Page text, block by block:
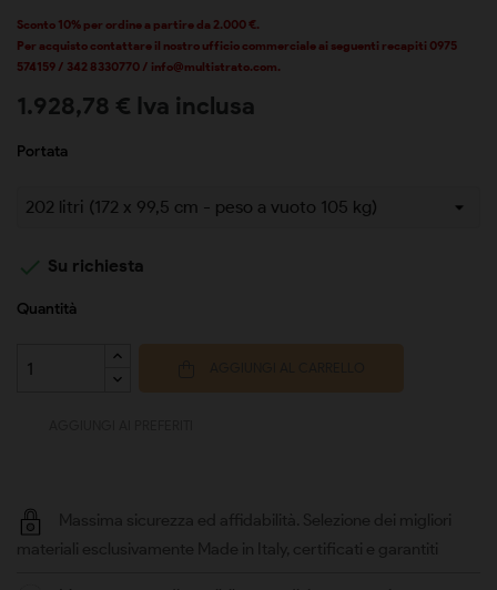
Sconto 10% per ordine a partire da 2.000 €.
Per acquisto contattare il nostro ufficio commerciale ai seguenti recapiti 0975
574159 / 342 8330770 / info@multistrato.com.
1.928,78 € Iva inclusa
Portata
 Su richiesta
Quantità